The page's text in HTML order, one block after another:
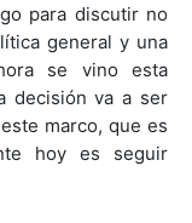
para discutir no
general y una
se vino esta
decisión va a ser
marco, que es
hoy es seguir